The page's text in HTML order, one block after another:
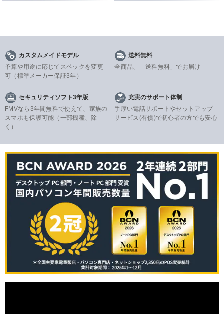
カスタムメイドモデル
予算や用途に応じてスペックを変更
可 （標準メーカー保証3年）
送料無料
全商品、「送料無料」でお届け
セキュリティソフト3年版
FMVなら3年間無料で使えて、家族の
スマホも保護可能（一部機種、除
く）
充実のサポート体制
手厚い電話サポートやセットアップ
サービス(有償)で初心者の方でも安心